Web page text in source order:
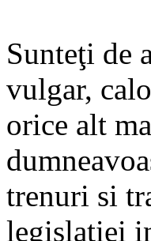
Sunteţi de
vulgar,
orice alt
trenuri si
legislaţiei